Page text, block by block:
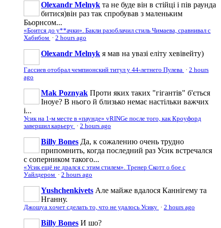
Olexandr Melnyk та не буде він в стійці і пів раунда
битися)він раз так спробував з маленьким
Бьорнсом...
«Боится до у**ачки». Бакли разоблачил стиль Чимаева, сравнивал с
Хабибом · 2 hours ago
Olexandr Melnyk я мав на увазі еліту хевівейту)
Гассиев отобрал чемпионский титул у 44-летнего Пулева · 2 hours
ago
Mak Poznyak Проти яких таких "гігантів" б'ється
Іноуе? В нього й близько немає настільки важчих
і...
Усик на 1-м месте в «паунде» vRINGe после того, как Кроуфорд
завершил карьеру · 2 hours ago
Billy Bones Да, к сожалению очень трудно
припомнить, когда последний раз Усик встречался
с соперником такого...
«Усик ещё не дрался с этим стилем». Тренер Скотт о бое с
Уайлдером · 2 hours ago
Yushchenkivets Але майже вдалося Каннігему та
Нганну.
Джошуа хочет сделать то, что не удалось Усику · 2 hours ago
Billy Bones И шо?